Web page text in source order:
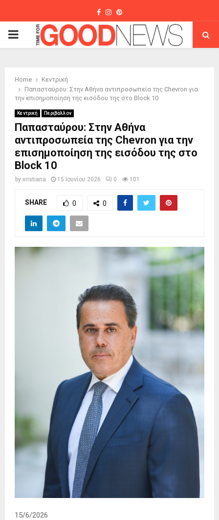
Facebook
Instagram
Pinterest
PRIMARY
Home
Κεντρική
Παπασταύρου: Στην Αθήνα αντιπροσωπεία της Chevron για
την επισημοποίηση της εισόδου της στο Block 10
Κεντρική Περιβάλλον
Παπασταύρου: Στην Αθήνα
αντιπροσωπεία της Chevron για την
επισημοποίηση της εισόδου της στο
Block 10
by xristiana 15 Ιουνίου 2026 0 101
SHARE 0 0
15/6/2026